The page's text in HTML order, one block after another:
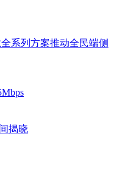
系列方案推动全民端侧
揭晓